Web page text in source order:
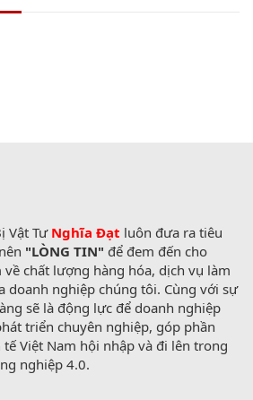
Vật Tư Nghĩa Đạt luôn đưa ra tiêu
"LÒNG TIN" để đem đến cho
về chất lượng hàng hóa, dịch vụ làm
doanh nghiệp chúng tôi. Cùng với sự
sẽ là động lực để doanh nghiệp
triển chuyên nghiệp, góp phần
Việt Nam hội nhập và đi lên trong
nghiệp 4.0.